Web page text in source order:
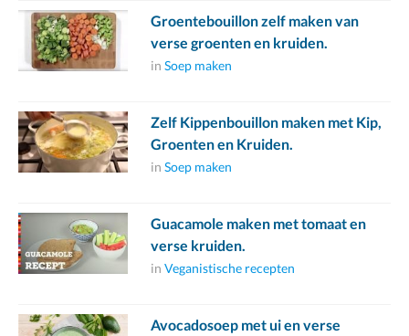
Groentebouillon zelf maken van
verse groenten en kruiden.
in Soep maken
Zelf Kippenbouillon maken met Kip,
Groenten en Kruiden.
in Soep maken
Guacamole maken met tomaat en
verse kruiden.
in Veganistische recepten
Avocadosoep met ui en verse